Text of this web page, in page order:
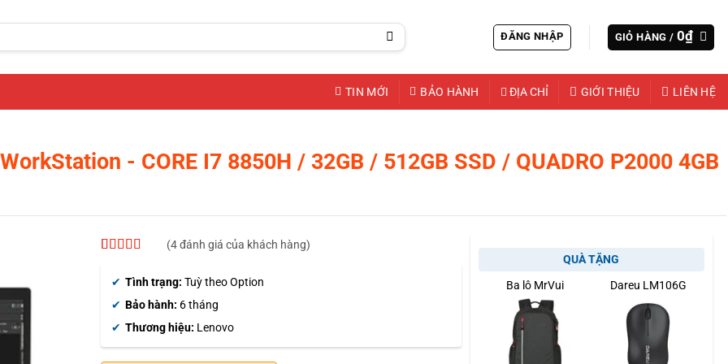
ĐĂNG NHẬP GIỎ HÀNG / 0₫
TIN MỚI BẢO HÀNH ĐỊA CHỈ GIỚI THIỆU LIÊN HỆ
- CORE I7 8850H / 32GB / 512GB SSD / QUADRO P2000 4GB
dựa trên
đánh giá
(4đánh giá của khách hàng)
Tình trạng: Tuỳ theo Option
Bảo hành: 6 tháng
Thương hiệu: Lenovo
QUÀ TẶNG
Ba lô MrVui
Dareu LM106G